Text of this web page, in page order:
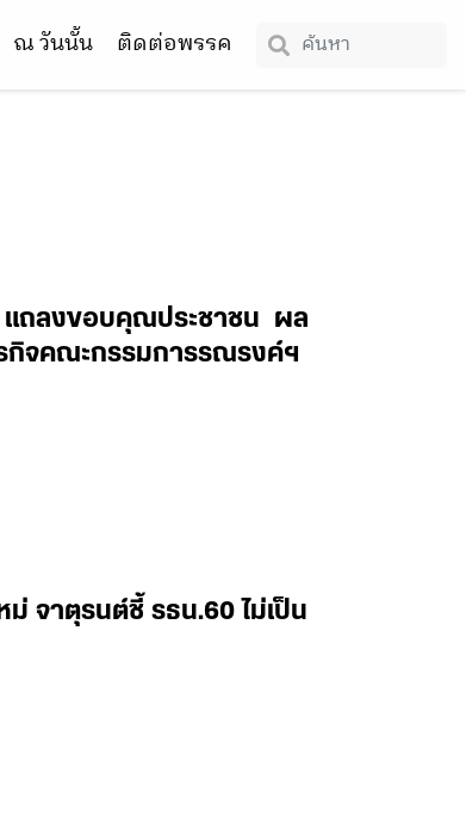
ณ วันนั้น ติดต่อพรรค
แถลงขอบคุณประชาชน ผล
กิจคณะกรรมการรณรงค์ฯ
จาตุรนต์ชี้ รธน.60 ไม่เป็น